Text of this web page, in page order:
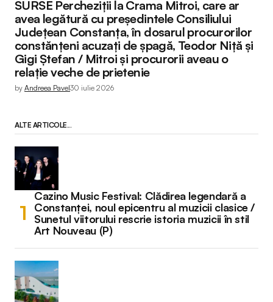
SURSE Percheziții la Crama Mitroi, care ar
avea legătură cu președintele Consiliului
Județean Constanța, în dosarul procurorilor
constănțeni acuzați de șpagă, Teodor Niță și
Gigi Ștefan / Mitroi și procurorii aveau o
relație veche de prietenie
by Andreea Pavel30 iulie 2026
ALTE ARTICOLE...
Cazino Music Festival: Clădirea legendară a
Constanței, noul epicentru al muzicii clasice /
Sunetul viitorului rescrie istoria muzicii în stil
Art Nouveau (P)